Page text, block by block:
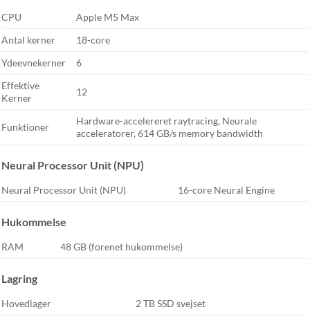
CPU
Apple M5 Max
Antal kerner
18-core
Ydeevnekerner
6
Effektive
Kerner
12
Funktioner
Hardware-accelereret raytracing, Neurale
acceleratorer, 614 GB/s memory bandwidth
Neural Processor Unit (NPU)
Neural Processor Unit (NPU) 16-core Neural Engine
Hukommelse
RAM 48 GB (forenet hukommelse)
Lagring
Hovedlager 2 TB SSD svejset